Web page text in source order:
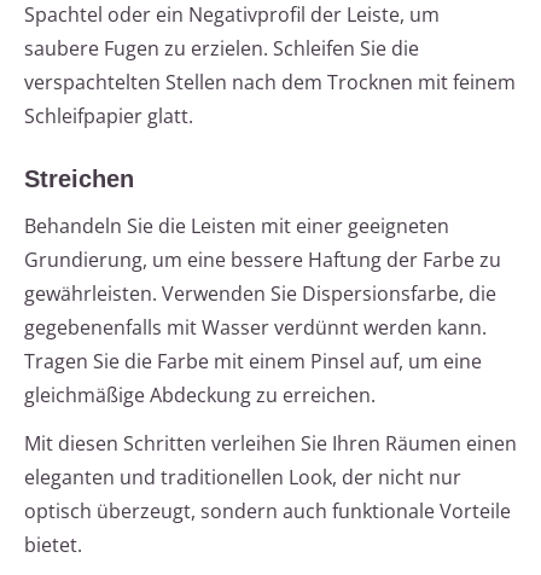
Spachtel oder ein Negativprofil der Leiste, um
saubere Fugen zu erzielen. Schleifen Sie die
verspachtelten Stellen nach dem Trocknen mit feinem
Schleifpapier glatt.
Streichen
Behandeln Sie die Leisten mit einer geeigneten
Grundierung, um eine bessere Haftung der Farbe zu
gewährleisten. Verwenden Sie Dispersionsfarbe, die
gegebenenfalls mit Wasser verdünnt werden kann.
Tragen Sie die Farbe mit einem Pinsel auf, um eine
gleichmäßige Abdeckung zu erreichen.
Mit diesen Schritten verleihen Sie Ihren Räumen einen
eleganten und traditionellen Look, der nicht nur
optisch überzeugt, sondern auch funktionale Vorteile
bietet.